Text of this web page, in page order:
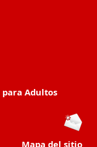
para Adultos
Mapa del sitio